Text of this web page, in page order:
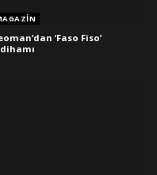
‘Faso Fiso’